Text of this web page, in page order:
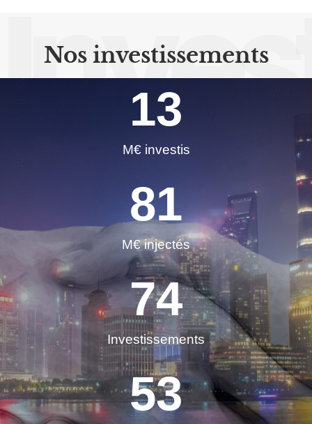
Nos investissements
M€ investis
13
M€ injectés
81
Investissements
74
53